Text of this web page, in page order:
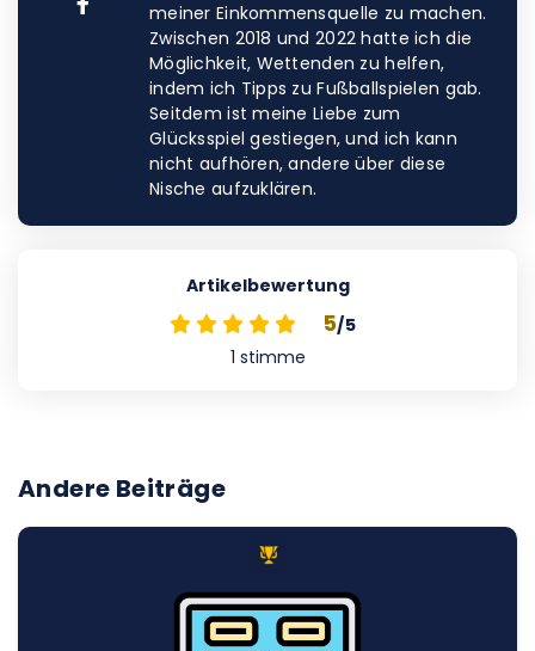
meiner Einkommensquelle zu machen.
Zwischen 2018 und 2022 hatte ich die
Möglichkeit, Wettenden zu helfen,
indem ich Tipps zu Fußballspielen gab.
Seitdem ist meine Liebe zum
Glücksspiel gestiegen, und ich kann
nicht aufhören, andere über diese
Nische aufzuklären.
Artikelbewertung
5/5
1 stimme
Andere Beiträge